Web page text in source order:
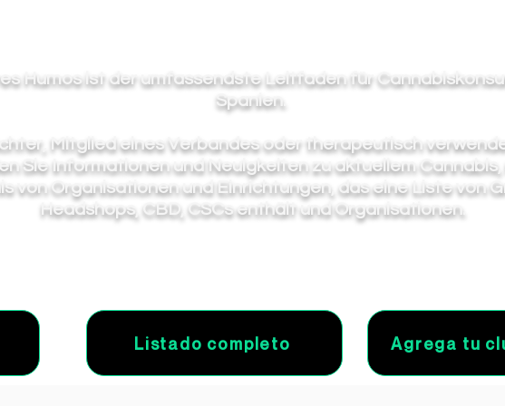
Humos ist der umfassendste Leitfaden für
Spanien.
Mitglied eines Verbandes oder therapeutisch
Sie Informationen und Neuigkeiten zu aktuellem
von Organisationen und Einrichtungen, das eine Liste von
Headshops, CBD, CSCs enthält und Organisationen.
Listado completo Agrega tu